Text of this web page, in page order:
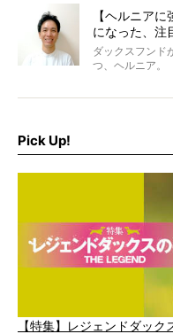
【ヘルニア
になった、注
ダックスフンド
つ、ヘルニア。
特集『ヘルニ
を点滴投与す
Pick Up!
【特集】レジェンドダッ